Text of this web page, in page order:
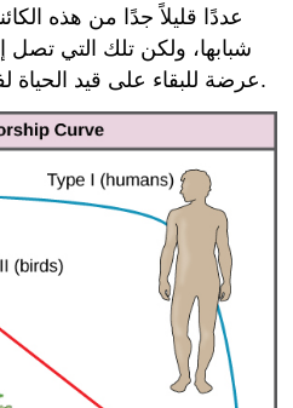
عددًا قليلاً جدًا من هذه
شبابها، ولكن تلك التي
عرضة للبقاء على قيد الحياة لفترة طويلة نسبيًا من الزمن.